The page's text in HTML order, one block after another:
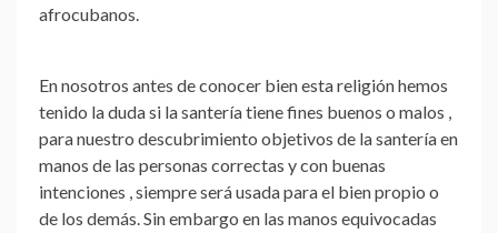
afrocubanos.
En nosotros antes de conocer bien esta religión hemos
tenido la duda si la santería tiene fines buenos o malos ,
para nuestro descubrimiento objetivos de la santería en
manos de las personas correctas y con buenas
intenciones , siempre será usada para el bien propio o
de los demás. Sin embargo en las manos equivocadas